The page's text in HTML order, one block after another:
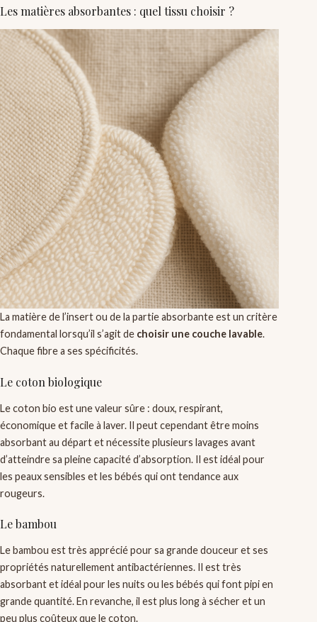
Les matières absorbantes : quel tissu choisir ?
La matière de l’insert ou de la partie absorbante est un critère
fondamental lorsqu’il s’agit de choisir une couche lavable.
Chaque fibre a ses spécificités.
Le coton biologique
Le coton bio est une valeur sûre : doux, respirant,
économique et facile à laver. Il peut cependant être moins
absorbant au départ et nécessite plusieurs lavages avant
d’atteindre sa pleine capacité d’absorption. Il est idéal pour
les peaux sensibles et les bébés qui ont tendance aux
rougeurs.
Le bambou
Le bambou est très apprécié pour sa grande douceur et ses
propriétés naturellement antibactériennes. Il est très
absorbant et idéal pour les nuits ou les bébés qui font pipi en
grande quantité. En revanche, il est plus long à sécher et un
peu plus coûteux que le coton.